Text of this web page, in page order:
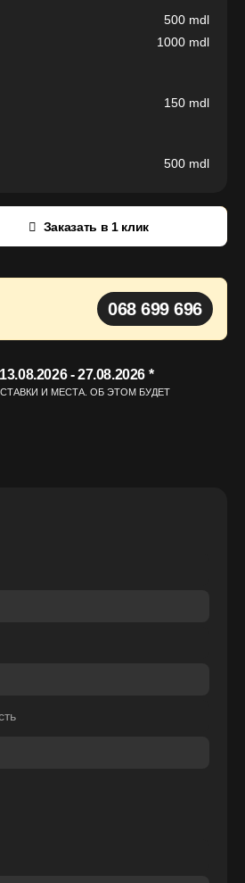
500 mdl
1000 mdl
150 mdl
500 mdl
Заказать в 1 клик
068 699 696
- 27.08.2026 *
И МЕСТА. ОБ ЭТОМ БУДЕТ